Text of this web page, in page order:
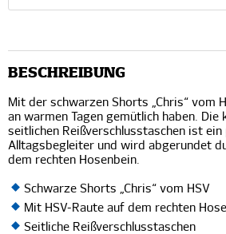
BESCHREIBUNG
Mit der schwarzen Shorts „Chris“ vom
an warmen Tagen gemütlich haben. Die
seitlichen Reißverschlusstaschen ist
Alltagsbegleiter und wird abgerundet
dem rechten Hosenbein.
Schwarze Shorts „Chris“ vom HSV
Mit HSV-Raute auf dem rechten
Seitliche Reißverschlusstaschen